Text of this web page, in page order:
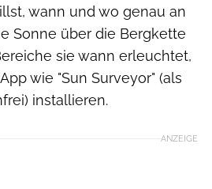
wann und wo genau an
Sonne über die Bergkette
sie wann erleuchtet,
wie "Sun Surveyor" (als
installieren.
ANZEIGE